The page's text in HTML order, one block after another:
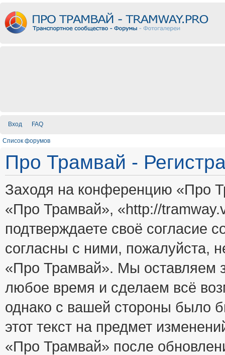
Вход FAQ
Список форумов
Про Трамвай -
Заходя на конференцию «Про
«Про Трамвай», «http://
подтверждаете своё
согласны с ними, пожалуйста,
«Про Трамвай». Мы оставляем
любое время и сделаем всё
однако с вашей стороны было
этот текст на предмет
«Про Трамвай» после